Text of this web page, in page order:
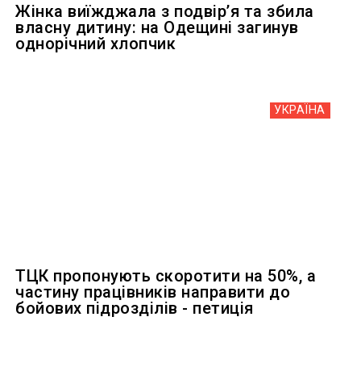
Жінка виїжджала з подвір’я та збила
власну дитину: на Одещині загинув
однорічний хлопчик
УКРАЇНА
ТЦК пропонують скоротити на 50%, а
частину працівників направити до
бойових підрозділів - петиція